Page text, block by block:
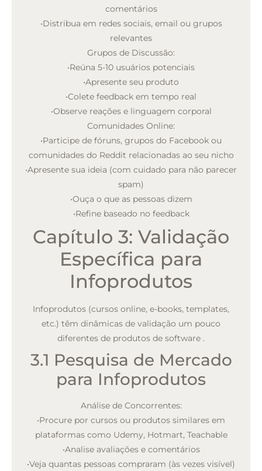
comentários
•Distribua em redes sociais, email ou grupos
relevantes
Grupos de Discussão:
•Reúna 5-10 usuários potenciais
•Apresente seu produto
•Colete feedback em tempo real
•Observe reações e linguagem corporal
Comunidades Online:
•Participe de fóruns, grupos do Facebook ou
comunidades do Reddit relacionadas ao seu nicho
•Apresente sua ideia (com cuidado para não parecer
spam)
•Ouça o que as pessoas dizem
•Refine baseado no feedback
Capítulo 3: Validação
Específica para
Infoprodutos
Infoprodutos (cursos online, e-books, templates,
etc.) têm dinâmicas de validação um pouco
diferentes de produtos de software .
3.1 Pesquisa de Mercado
para Infoprodutos
Análise de Concorrentes:
•Procure por cursos ou produtos similares em
plataformas como Udemy, Hotmart, Teachable
•Analise avaliações e comentários
•Veja quantas pessoas compraram (às vezes visível)